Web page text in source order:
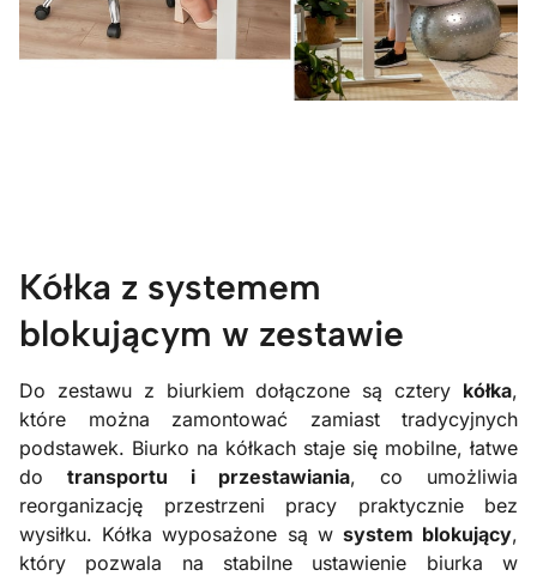
Kółka z systemem
blokującym w zestawie
Do zestawu z biurkiem dołączone są cztery kółka,
które można zamontować zamiast tradycyjnych
podstawek. Biurko na kółkach staje się mobilne, łatwe
do transportu i przestawiania, co umożliwia
reorganizację przestrzeni pracy praktycznie bez
wysiłku. Kółka wyposażone są w system blokujący,
który pozwala na stabilne ustawienie biurka w